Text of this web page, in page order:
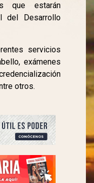
que estarán
del Desarrollo
servicios
exámenes
otros.